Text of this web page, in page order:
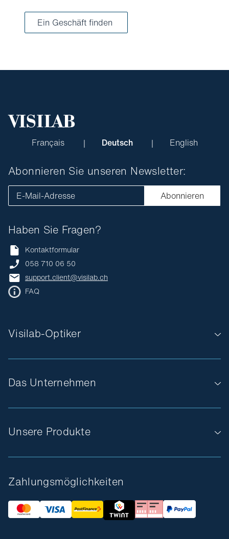
Ein Geschäft finden
Français Deutsch English
Das Unternehmen
Unsere Produkte
Visilab-Optiker
Haben Sie Fragen?
Kontaktformular
058 710 06 50
support.client@visilab.ch
FAQ
Abonnieren Sie unseren Newsletter:
E-Mail-Adresse Abonnieren
Zahlungsmöglichkeiten